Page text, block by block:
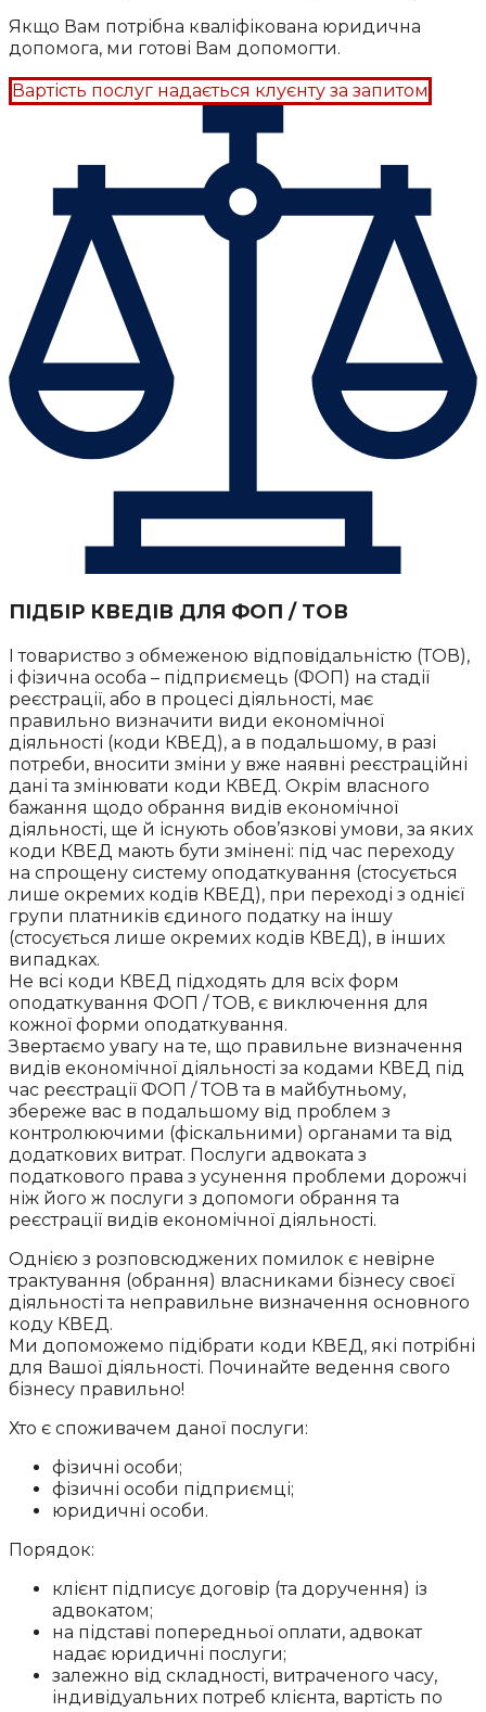
Якщо Вам потрібна кваліфікована юридична
допомога, ми готові Вам допомогти.
Вартість послуг надається клуєнту за запитом
ПІДБІР КВЕДІВ ДЛЯ ФОП / ТОВ
І товариство з обмеженою відповідальністю (ТОВ),
і фізична особа – підприємець (ФОП) на стадії
реєстрації, або в процесі діяльності, має
правильно визначити види економічної
діяльності (коди КВЕД), а в подальшому, в разі
потреби, вносити зміни у вже наявні реєстраційні
дані та змінювати коди КВЕД. Окрім власного
бажання щодо обрання видів економічної
діяльності, ще й існують обов’язкові умови, за яких
коди КВЕД мають бути змінені: під час переходу
на спрощену систему оподаткування (стосується
лише окремих кодів КВЕД), при переході з однієї
групи платників єдиного податку на іншу
(стосується лише окремих кодів КВЕД), в інших
випадках.
Не всі коди КВЕД підходять для всіх форм
оподаткування ФОП / ТОВ, є виключення для
кожної форми оподаткування.
Звертаємо увагу на те, що правильне визначення
видів економічної діяльності за кодами КВЕД під
час реєстрації ФОП / ТОВ та в майбутньому,
збереже вас в подальшому від проблем з
контролюючими (фіскальними) органами та від
додаткових витрат. Послуги адвоката з
податкового права з усунення проблеми дорожчі
ніж його ж послуги з допомоги обрання та
реєстрації видів економічної діяльності.
Однією з розповсюджених помилок є невірне
трактування (обрання) власниками бізнесу своєї
діяльності та неправильне визначення основного
коду КВЕД.
Ми допоможемо підібрати коди КВЕД, які потрібні
для Вашої діяльності. Починайте ведення свого
бізнесу правильно!
Хто є споживачем даної послуги:
фізичні особи;
фізичні особи підприємці;
юридичні особи.
Порядок:
клієнт підписує договір (та доручення) із
адвокатом;
на підставі попередньої оплати, адвокат
надає юридичні послуги;
залежно від складності, витраченого часу,
індивідуальних потреб клієнта, вартість по